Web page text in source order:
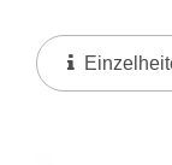
Rohrsystem
Gewährleistet